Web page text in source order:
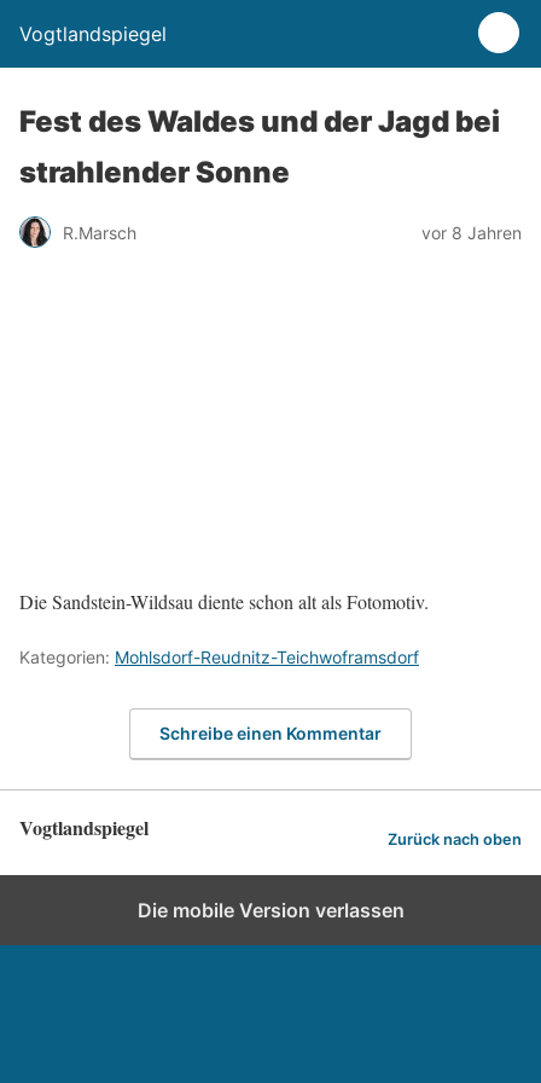
Vogtlandspiegel
Fest des Waldes und der Jagd bei
strahlender Sonne
R.Marsch vor 8 Jahren
Die Sandstein-Wildsau diente schon alt als Fotomotiv.
Kategorien: Mohlsdorf-Reudnitz-Teichwoframsdorf
Schreibe einen Kommentar
Vogtlandspiegel Zurück nach oben
Die mobile Version verlassen